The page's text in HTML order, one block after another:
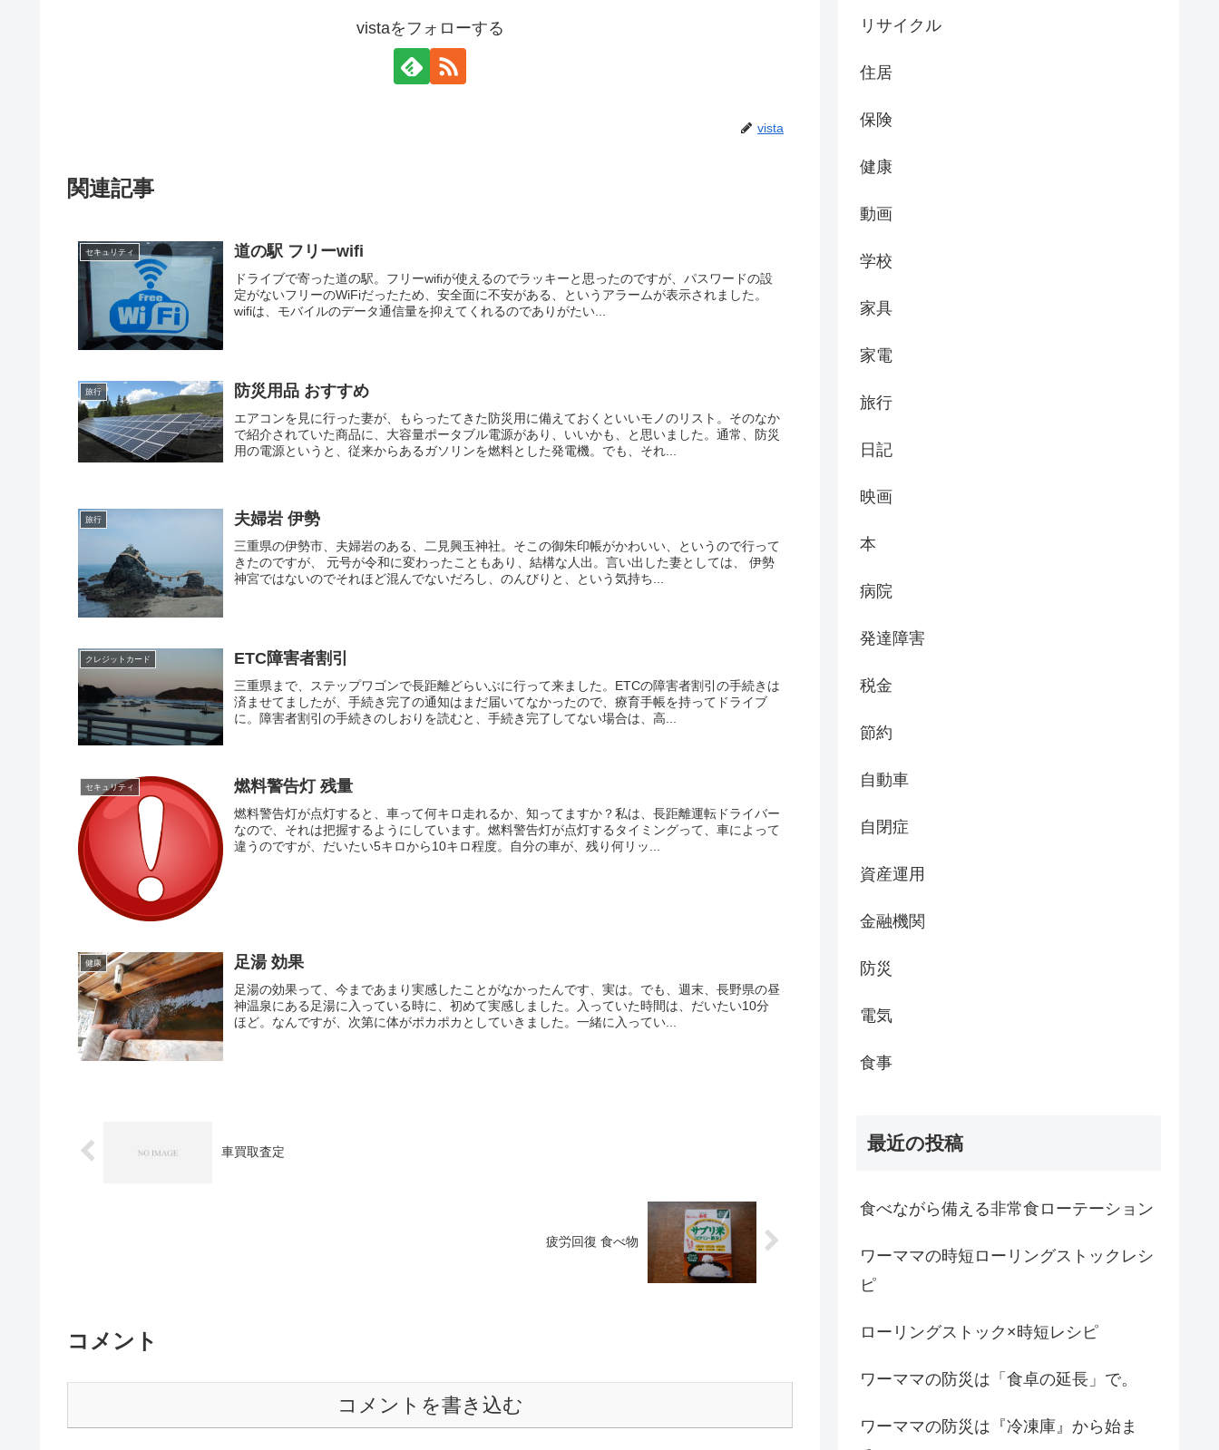
vistaをフォローする
vista
関連記事
セキュリティ 道の駅 フリーwifi
ドライブで寄った道の駅。フリーwifiが使えるのでラッキーと思ったのですが、パスワードの設
定がないフリーのWiFiだったため、安全面に不安がある、というアラームが表示されました。
wifiは、モバイルのデータ通信量を抑えてくれるのでありがたい...
旅行 防災用品 おすすめ
エアコンを見に行った妻が、もらったてきた防災用に備えておくといいモノのリスト。そのなか
で紹介されていた商品に、大容量ポータブル電源があり、いいかも、と思いました。通常、防災
用の電源というと、従来からあるガソリンを燃料とした発電機。でも、それ...
旅行 夫婦岩 伊勢
三重県の伊勢市、夫婦岩のある、二見興玉神社。そこの御朱印帳がかわいい、というので行って
きたのですが、 元号が令和に変わったこともあり、結構な人出。言い出した妻としては、 伊勢
神宮ではないのでそれほど混んでないだろし、のんびりと、という気持ち...
クレジットカード ETC障害者割引
三重県まで、ステップワゴンで長距離どらいぶに行って来ました。ETCの障害者割引の手続きは
済ませてましたが、手続き完了の通知はまだ届いてなかったので、療育手帳を持ってドライブ
に。障害者割引の手続きのしおりを読むと、手続き完了してない場合は、高...
セキュリティ 燃料警告灯 残量
燃料警告灯が点灯すると、車って何キロ走れるか、知ってますか？私は、長距離運転ドライバー
なので、それは把握するようにしています。燃料警告灯が点灯するタイミングって、車によって
違うのですが、だいたい5キロから10キロ程度。自分の車が、残り何リッ...
健康 足湯 効果
足湯の効果って、今まであまり実感したことがなかったんです、実は。でも、週末、長野県の昼
神温泉にある足湯に入っている時に、初めて実感しました。入っていた時間は、だいたい10分
ほど。なんですが、次第に体がポカポカとしていきました。一緒に入ってい...
車買取査定
疲労回復 食べ物
コメント
コメントを書き込む
リサイクル
住居
保険
健康
動画
学校
家具
家電
旅行
日記
映画
本
病院
発達障害
税金
節約
自動車
自閉症
資産運用
金融機関
防災
電気
食事
最近の投稿
食べながら備える非常食ローテーション
ワーママの時短ローリングストックレシ
ピ
ローリングストック×時短レシピ
ワーママの防災は「食卓の延長」で。
ワーママの防災は『冷凍庫』から始ま